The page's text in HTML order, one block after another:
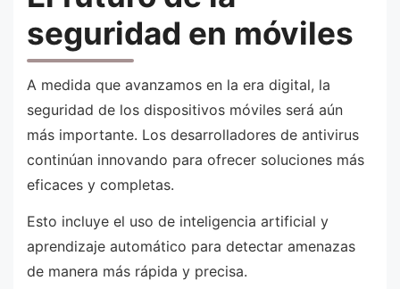
seguridad en móviles
A medida que avanzamos en la era digital, la
seguridad de los dispositivos móviles será aún
más importante. Los desarrolladores de antivirus
continúan innovando para ofrecer soluciones más
eficaces y completas.
Esto incluye el uso de inteligencia artificial y
aprendizaje automático para detectar amenazas
de manera más rápida y precisa.